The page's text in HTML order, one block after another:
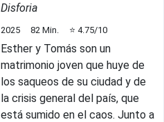
Disforia
2025 82 Min. ⭐ 4.75/10
Esther y Tomás son un
matrimonio joven que huye de
los saqueos de su ciudad y de
la crisis general del país, que
está sumido en el caos. Junto a